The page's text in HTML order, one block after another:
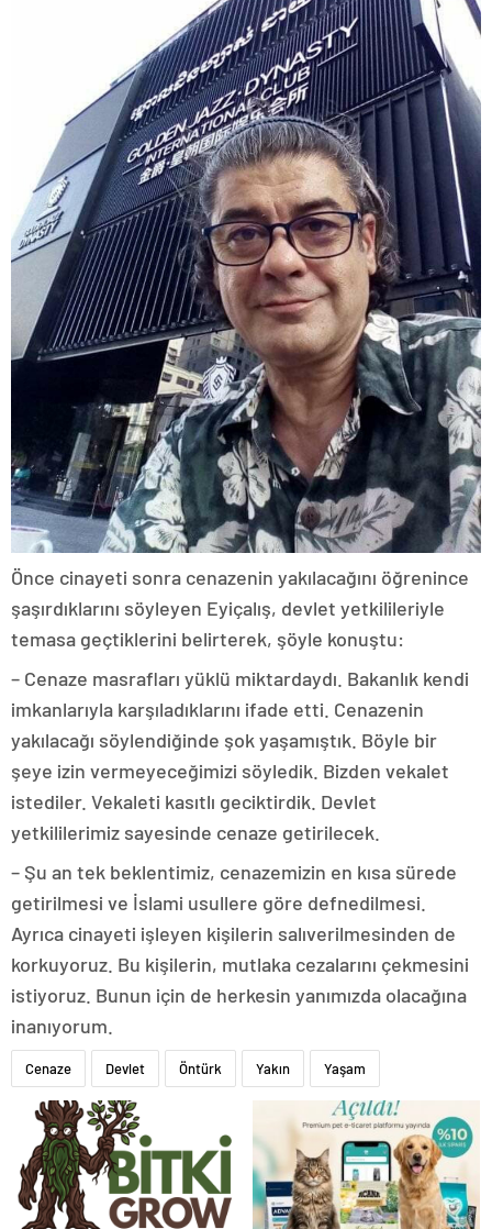
Önce cinayeti sonra cenazenin yakılacağını öğrenince
şaşırdıklarını söyleyen Eyiçalış, devlet yetkilileriyle
temasa geçtiklerini belirterek, şöyle konuştu:
– Cenaze masrafları yüklü miktardaydı. Bakanlık kendi
imkanlarıyla karşıladıklarını ifade etti. Cenazenin
yakılacağı söylendiğinde şok yaşamıştık. Böyle bir
şeye izin vermeyeceğimizi söyledik. Bizden vekalet
istediler. Vekaleti kasıtlı geciktirdik. Devlet
yetkililerimiz sayesinde cenaze getirilecek.
– Şu an tek beklentimiz, cenazemizin en kısa sürede
getirilmesi ve İslami usullere göre defnedilmesi.
Ayrıca cinayeti işleyen kişilerin salıverilmesinden de
korkuyoruz. Bu kişilerin, mutlaka cezalarını çekmesini
istiyoruz. Bunun için de herkesin yanımızda olacağına
inanıyorum.
Cenaze Devlet Öntürk Yakın Yaşam